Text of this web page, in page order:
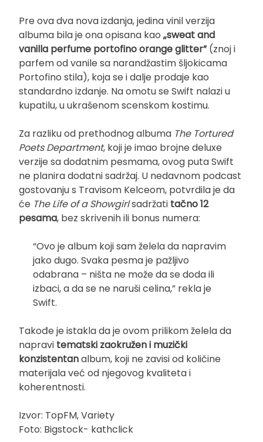
Pre ova dva nova izdanja, jedina vinil verzija
albuma bila je ona opisana kao „sweat and
vanilla perfume portofino orange glitter”(znoj i
parfem od vanile sa narandžastim šljokicama
Portofino stila), koja se i dalje prodaje kao
standardno izdanje. Na omotu se Swift nalazi u
kupatilu, u ukrašenom scenskom kostimu.
Za razliku od prethodnog albuma The Tortured
Poets Department, koji je imao brojne deluxe
verzije sa dodatnim pesmama, ovog puta Swift
ne planira dodatni sadržaj. U nedavnom podcast
gostovanju s Travisom Kelceom, potvrdila je da
će The Life of a Showgirlsadržati tačno 12
pesama, bez skrivenih ili bonus numera:
“Ovo je album koji sam želela da napravim
jako dugo. Svaka pesma je pažljivo
odabrana – ništa ne može da se doda ili
izbaci, a da se ne naruši celina,” rekla je
Swift.
Takođe je istakla da je ovom prilikom želela da
napravi tematski zaokružen i muzički
konzistentanalbum, koji ne zavisi od količine
materijala već od njegovog kvaliteta i
koherentnosti.
Izvor: TopFM, Variety
Foto: Bigstock- kathclick